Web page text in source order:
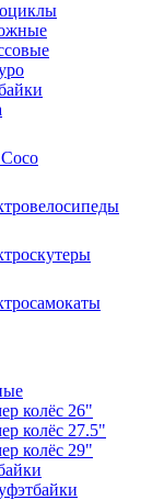
колёс 26"
колёс 27.5"
колёс 29"